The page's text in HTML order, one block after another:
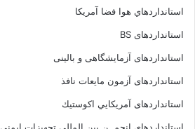
استانداردهاي هوا فضا آمريکا
استانداردهای BS
استانداردهای آزمایشگاهی و بالینی
استانداردهای آزمون مایعات نافذ
استانداردهای آمريكايي اكوستيك
استانداردهای انجمــن بين المللى تجهيزات ايمنى